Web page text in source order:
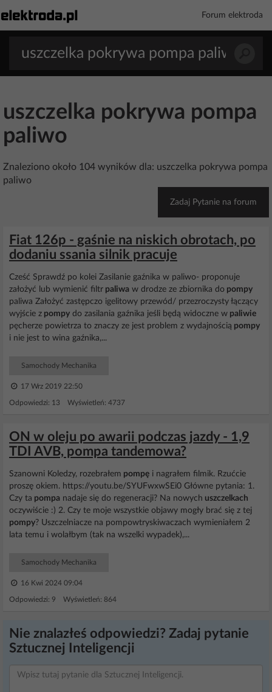
Forum elektroda
uszczelka pokrywa pompa
paliwo
Znaleziono około 104 wyników dla: uszczelka pokrywa pompa
paliwo
Zadaj Pytanie na forum
Fiat 126p - gaśnie na niskich obrotach, po
dodaniu ssania silnik pracuje
Cześć Sprawdź po kolei Zasilanie gaźnika w paliwo- proponuje
założyć lub wymienić filtr paliwa w drodze ze zbiornika do pompy
paliwa Założyć zastępczo igelitowy przewód/ przezroczysty łączący
wyjście z pompy do zasilania gaźnika jeśli będą widoczne w paliwie
pęcherze powietrza to znaczy ze jest problem z wydajnością pompy
i nie jest to wina gaźnika,...
Samochody Mechanika
17 Wrz 2019 22:50
Odpowiedzi: 13 Wyświetleń: 4737
ON w oleju po awarii podczas jazdy - 1,9
TDI AVB, pompa tandemowa?
Szanowni Koledzy, rozebrałem pompę i nagrałem filmik. Rzućcie
proszę okiem. https://youtu.be/SYUFwxwSEi0 Główne pytania: 1.
Czy ta pompa nadaje się do regeneracji? Na nowych uszczelkach
oczywiście :) 2. Czy te moje wszystkie objawy mogły brać się z tej
pompy? Uszczelniacze na pompowtryskiwaczach wymieniałem 2
lata temu i wolałbym (tak na wszelki wypadek),...
Samochody Mechanika
16 Kwi 2024 09:04
Odpowiedzi: 9 Wyświetleń: 864
Nie znalazłeś odpowiedzi? Zadaj pytanie
Sztucznej Inteligencji